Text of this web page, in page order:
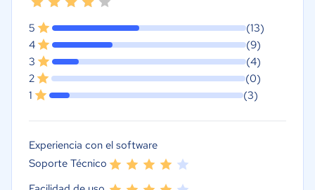
5
(13)
4
(9)
3
(4)
2
(0)
1
(3)
Experiencia con el software
Soporte Técnico